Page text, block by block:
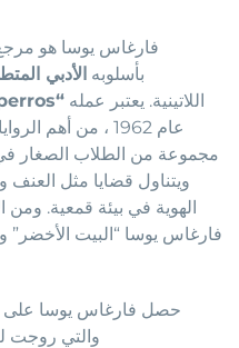
فارغاس يوسا هو
بأسلوبه الأدبي
اللاتينية. يعتبر عمله “La ciudad y los perros” ،
عام 1962 ، من أهم
مجموعة من الطلاب الصغار
ويتناول قضايا مثل العنف
الهوية في بيئة قمعية. ومن
فارغاس يوسا “البيت الأخضر” و
والتي روجت